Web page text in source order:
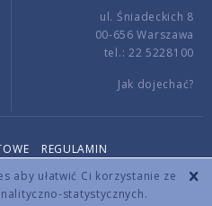
aby ułatwić Ci korzystanie ze
statystycznych.
ul. Śniadeckich 8
00-656 Warszawa
tel.: 22 5228100
Jak dojechać?
REGULAMIN
All rights reserved.